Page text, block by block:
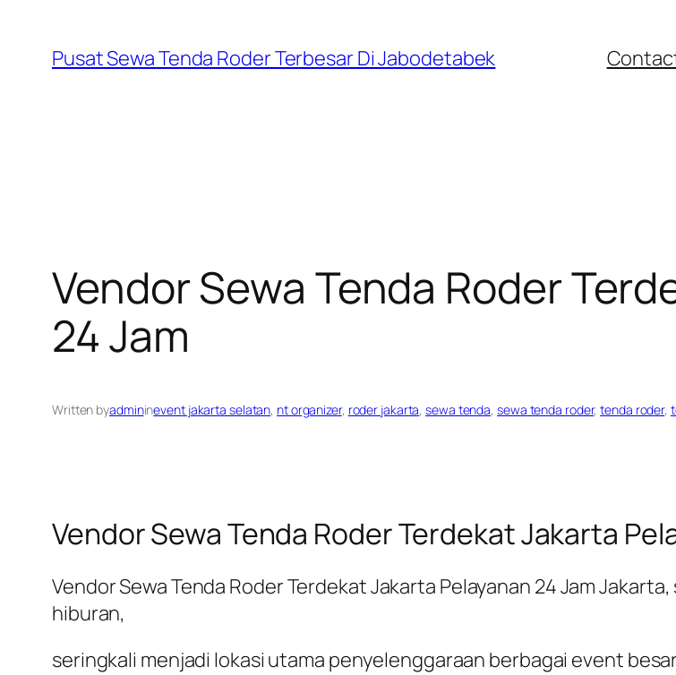
content
Pusat Sewa Tenda Roder Terbesar Di Jabodetabek
Vendor Sewa Tenda Roder
24 Jam
Written byadmininevent jakarta selatan, nt organizer, roder jakarta, sewa tenda, sewa tenda roder, tenda roder,
Vendor Sewa Tenda Roder Terdekat Jakarta
Vendor Sewa Tenda Roder Terdekat Jakarta Pelayanan 24 Jam
hiburan,
seringkali menjadi lokasi utama penyelenggaraan berbagai event